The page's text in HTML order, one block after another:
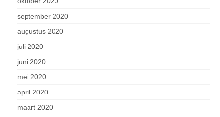
september 2020
augustus 2020
juli 2020
juni 2020
mei 2020
april 2020
maart 2020